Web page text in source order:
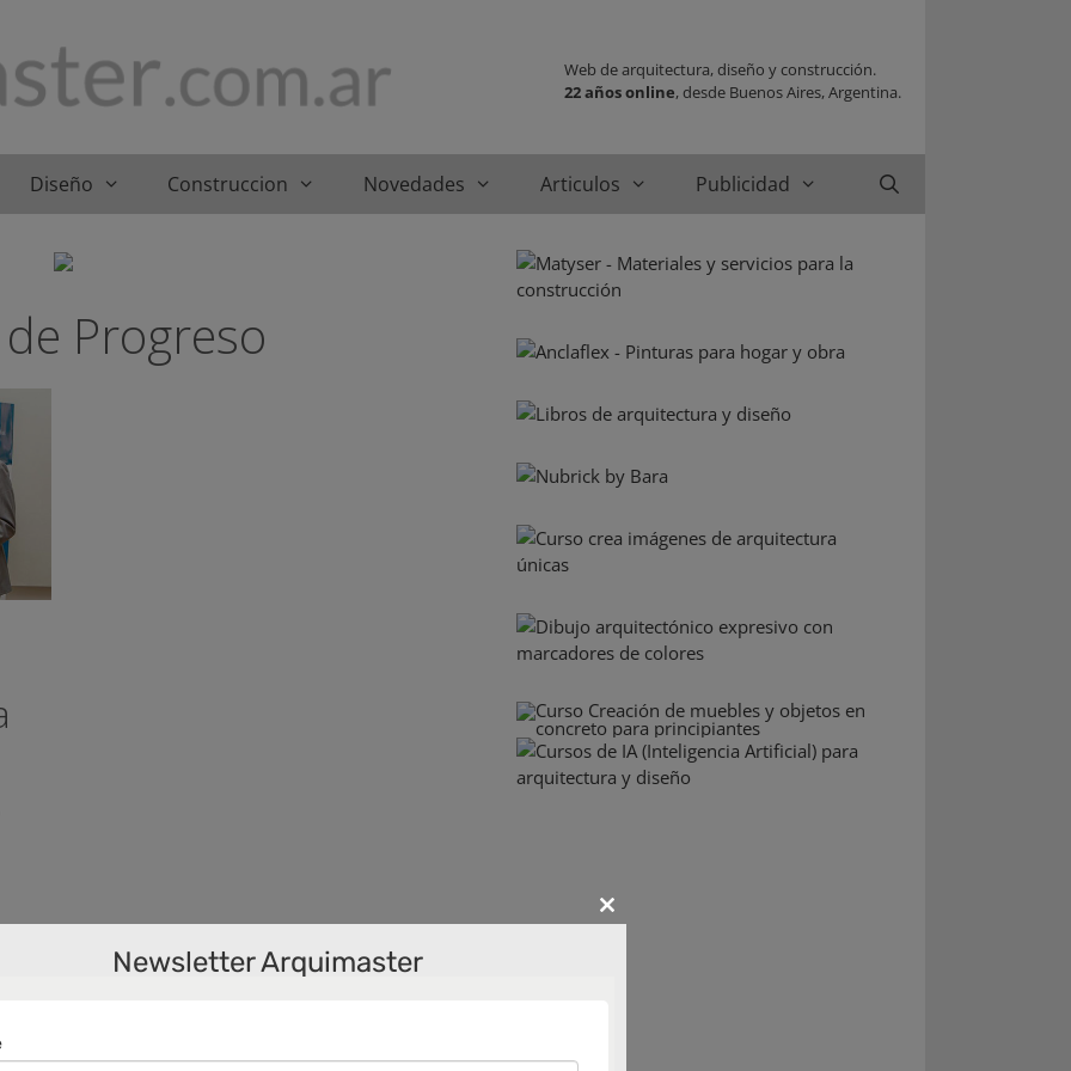
Web de arquitectura, diseño y construcción.
22 años online, desde Buenos Aires, Argentina.
Diseño Construccion Novedades Articulos Publicidad
Progreso
Close
Newsletter Arquimaster